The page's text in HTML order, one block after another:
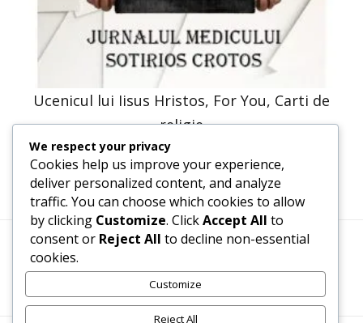
Ucenicul lui Iisus Hristos, For You, Carti de
religie
35,94lei
Termeni, Condiții & Protecția Datelor (GDPR)
We respect your privacy
Cookies help us improve your experience,
deliver personalized content, and analyze
traffic. You can choose which cookies to allow
by clicking Customize. ClickAccept All to
consent or Reject All to decline non-essential
cookies.
Customize
Reject All